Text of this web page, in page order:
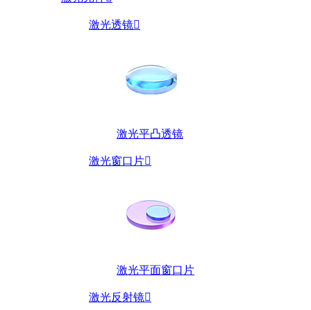
激光透镜
激光平凸透镜
激光窗口片
激光平面窗口片
激光反射镜